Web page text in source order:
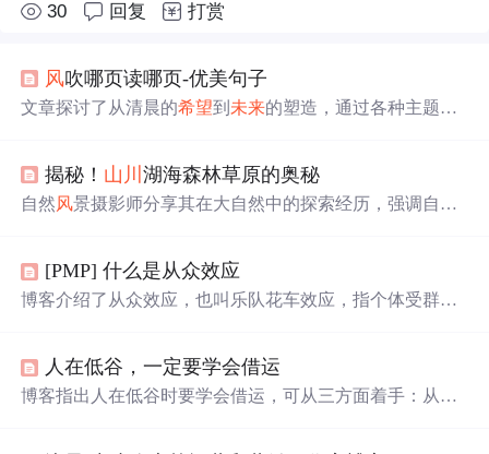
30 回复 打赏
风吹哪页读哪页-优美句子
文章探讨了从清晨的希望到 未来的塑造，通过各种主题如
揭秘！ 山川湖海森林草原的奥秘
自然风景摄影师分享其在大自然中的探索经历，强调自然
[PMP] 什么是从众效应
博客介绍了从众效应，也叫乐队花车效应，指个体受群体
文表述的含义。
人在低谷，一定要学会借运
博客指出人在低谷时要学会借运，可从三方面着手：从书